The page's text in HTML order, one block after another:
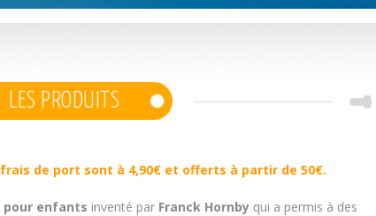
LES PRODUITS
frais de port sont à 4,90€ et offerts à partir de 50€.
enfants inventé par Franck Hornby qui a permis à des